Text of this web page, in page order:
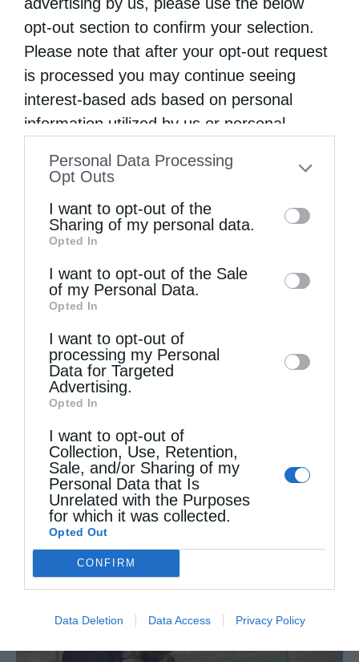
opt-out section to confirm your selection.
Please note that after your opt-out request
is processed you may continue seeing
interest-based ads based on personal
information utilized by us or personal
to your opt-out. You may separately opt-out
information by third parties on the IAB’s list
of downstream participants. This
information may also be disclosed by us to
third parties on theIAB’s List of
Downstream Participants
disclose it to other third parties.
Personal Data Processing
Opt Outs
I want to opt-out of the
Sharing of my personal data.
Opted In
I want to opt-out of the Sale
of my Personal Data.
Opted In
I want to opt-out of
processing my Personal
Data for Targeted
Advertising.
Opted In
I want to opt-out of
Collection, Use, Retention,
Sale, and/or Sharing of my
Personal Data that Is
Unrelated with the Purposes
for which it was collected.
Opted Out
CONFIRM
Data Deletion Data Access Privacy Policy
Ψαλίδι στη γλώσσα
Άγιος Παΐσιος ο Αγιορείτης: Ἐχε εμπιστοσύνη στο
Θεό
Ρώτησε κάποιος τον αββά Παφνούτιο: “Πες μου
κάποιον...